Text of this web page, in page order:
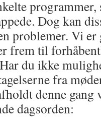
Dog kan
problemer. Vi er
frem til
du ikke
fra
denne gang
dagsorden: